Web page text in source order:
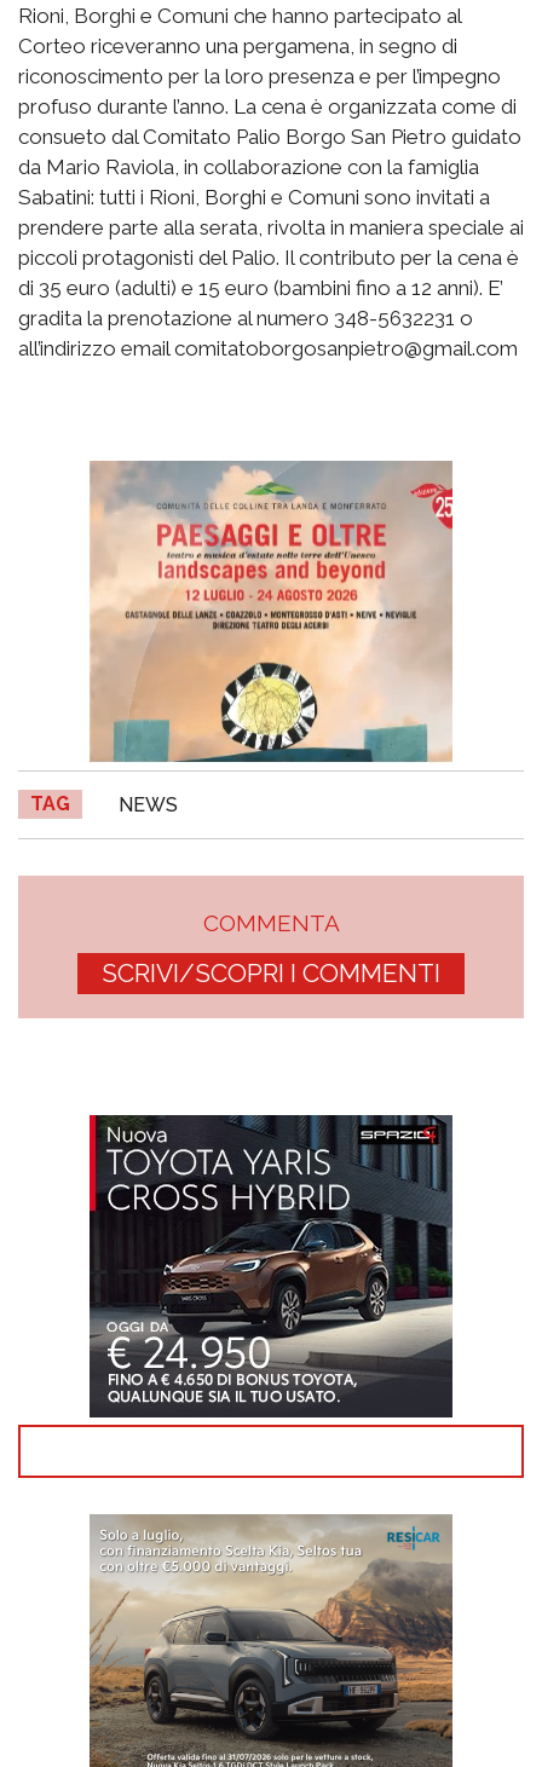
Rioni, Borghi e Comuni che hanno partecipato al
Corteo riceveranno una pergamena, in segno di
riconoscimento per la loro presenza e per l’impegno
profuso durante l’anno. La cena è organizzata come di
consueto dal Comitato Palio Borgo San Pietro guidato
da Mario Raviola, in collaborazione con la famiglia
Sabatini: tutti i Rioni, Borghi e Comuni sono invitati a
prendere parte alla serata, rivolta in maniera speciale ai
piccoli protagonisti del Palio. Il contributo per la cena è
di 35 euro (adulti) e 15 euro (bambini fino a 12 anni). E’
gradita la prenotazione al numero 348-5632231 o
all’indirizzo email comitatoborgosanpietro@gmail.com
TAG NEWS
COMMENTA
SCRIVI/SCOPRI I COMMENTI